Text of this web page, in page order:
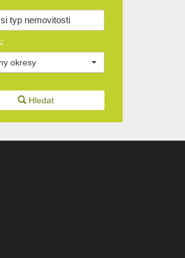
typ nemovitosti
okresy
Hledat